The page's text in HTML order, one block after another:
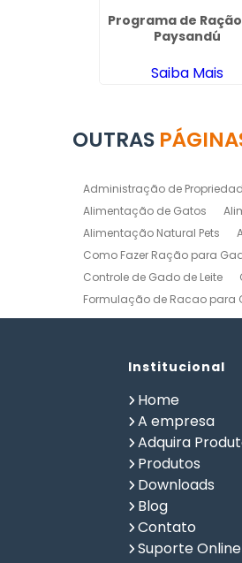
Programa de
Paysandú
Saiba Mais
OUTRAS
Administração de
Alimentação de Gatos
Alimentação Natural Pets
Como Fazer Ração para
Controle de Gado de Leite
Formulação de Racao para
Formulação de Ração de
Formulação de Ração para
Gerenciamento de Fazendas
Planilha Formulação de
Software de Gestão de
Software para Agricultura
Institucional
Home
A empresa
Adquira
Produtos
Downloads
Blog
Contato
Suporte Online